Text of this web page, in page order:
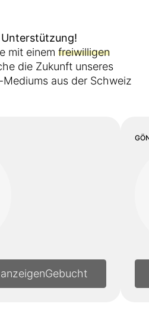
mit einem freiwilligen
die Zukunft unseres
aus der Schweiz